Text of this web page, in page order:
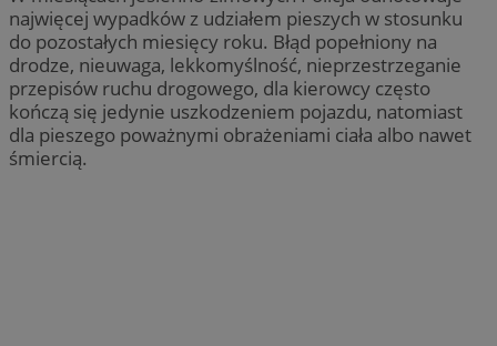
najwięcej wypadków z udziałem pieszych w stosunku
do pozostałych miesięcy roku. Błąd popełniony na
drodze, nieuwaga, lekkomyślność, nieprzestrzeganie
przepisów ruchu drogowego, dla kierowcy często
kończą się jedynie uszkodzeniem pojazdu, natomiast
dla pieszego poważnymi obrażeniami ciała albo nawet
śmiercią.